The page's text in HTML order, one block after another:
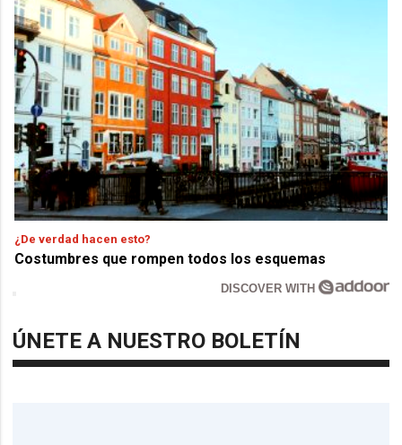
¿De verdad hacen esto?
Costumbres que rompen todos los esquemas
DISCOVER WITH
ÚNETE A NUESTRO BOLETÍN